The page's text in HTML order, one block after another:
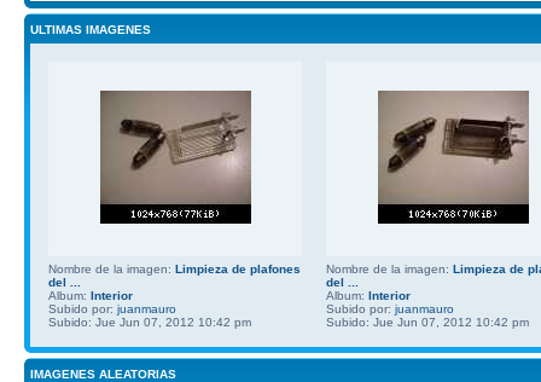
ULTIMAS IMAGENES
Nombre de la imagen: Limpieza de plafones
del ...
Album: Interior
Subido por: juanmauro
Subido: Jue Jun 07, 2012 10:42 pm
Nombre de la imagen: Limpieza de
del ...
Album: Interior
Subido por: juanmauro
Subido: Jue Jun 07, 2012 10:42 pm
IMAGENES ALEATORIAS